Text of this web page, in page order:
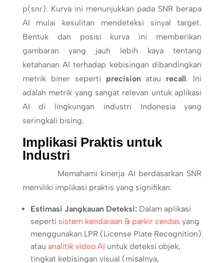
p(snr). Kurva ini menunjukkan pada SNR berapa
AI mulai kesulitan mendeteksi sinyal target.
Bentuk dan posisi kurva ini memberikan
gambaran yang jauh lebih kaya tentang
ketahanan AI terhadap kebisingan dibandingkan
metrik biner seperti precision atau recall. Ini
adalah metrik yang sangat relevan untuk aplikasi
AI di lingkungan industri Indonesia yang
seringkali bising.
Implikasi Praktis untuk
Industri
Memahami kinerja AI berdasarkan SNR
memiliki implikasi praktis yang signifikan:
Estimasi Jangkauan Deteksi:Dalam aplikasi
seperti sistem kendaraan & parkir cerdas yang
menggunakan LPR (License Plate Recognition)
atau analitik video AI untuk deteksi objek,
tingkat kebisingan visual (misalnya,